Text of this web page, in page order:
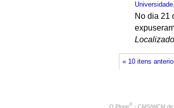
Universidade,
No dia 21
« 10 itens
O Plone® - CMS/WCM